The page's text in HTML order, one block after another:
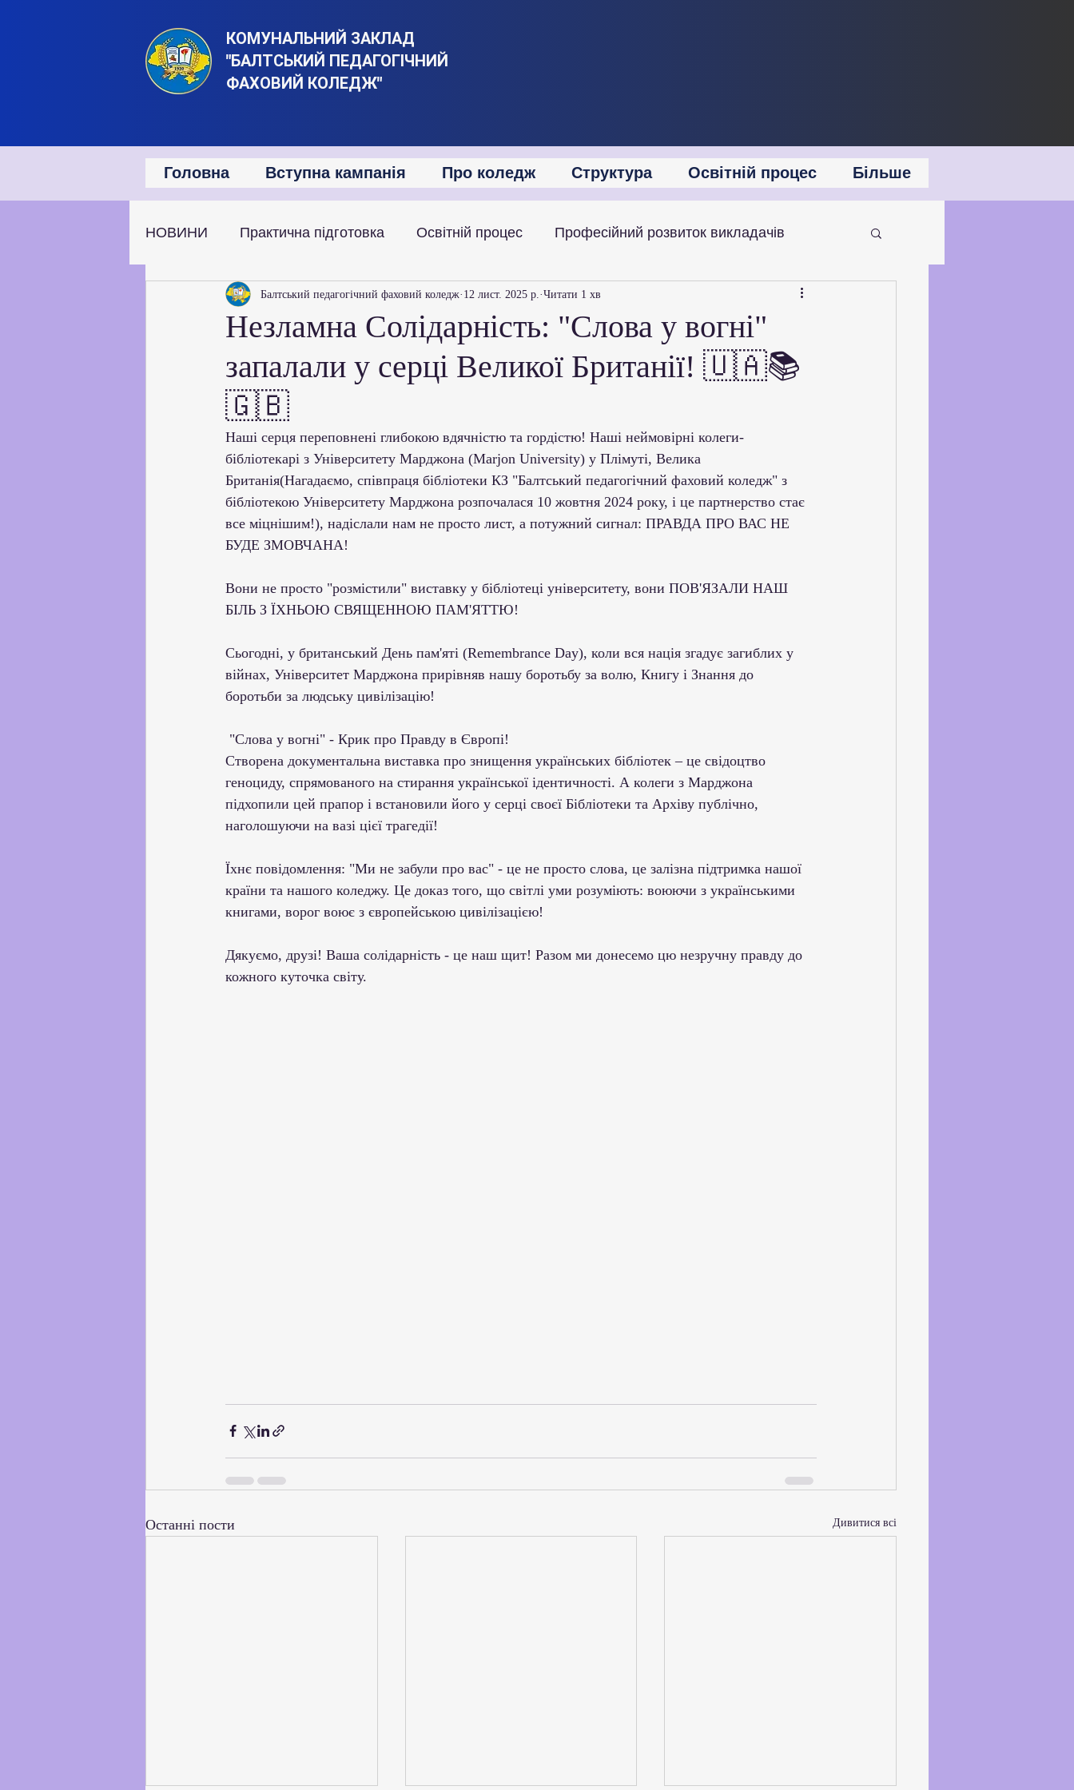
КОМУНАЛЬНИЙ ЗАКЛАД
"БАЛТСЬКИЙ ПЕДАГОГІЧНИЙ
ФАХОВИЙ КОЛЕДЖ"
Головна Вступна кампанія Про коледж Структура Освітній процес Більше
НОВИНИ Практична підготовка Освітній процес Професійний розвиток викладачів
Наукова та дослідницька діяльність Академічна мобільність
Партнерство з українськими ЗВО Робота зі здобувачами освіти Студентське життя
Профорієнтаційна робота
Соціальні та громадські ініціативи Досягнення студентів та викладачів
Академічна доброчесність
Незламна Солідарність: "Слова у вогні"
запалали у серці Великої Британії! 🇺🇦📚
🇬🇧
Балтський педагогічний фаховий коледж 12 лист. 2025 р. Читати 1 хв
Наші серця переповнені глибокою вдячністю та гордістю! Наші неймовірні колеги-
бібліотекарі з Університету Марджона (Marjon University) у Плімуті, Велика
Британія(Нагадаємо, співпраця бібліотеки КЗ "Балтський педагогічний фаховий коледж" з
бібліотекою Університету Марджона розпочалася 10 жовтня 2024 року, і це партнерство стає
все міцнішим!), надіслали нам не просто лист, а потужний сигнал: ПРАВДА ПРО ВАС НЕ
БУДЕ ЗМОВЧАНА!
Вони не просто "розмістили" виставку у бібліотеці університету, вони ПОВ'ЯЗАЛИ НАШ
БІЛЬ З ЇХНЬОЮ СВЯЩЕННОЮ ПАМ'ЯТТЮ!
Сьогодні, у британський День пам'яті (Remembrance Day), коли вся нація згадує загиблих у
війнах, Університет Марджона прирівняв нашу боротьбу за волю, Книгу і Знання до
боротьби за людську цивілізацію!
"Слова у вогні" - Крик про Правду в Європі!
Створена документальна виставка про знищення українських бібліотек – це свідоцтво
геноциду, спрямованого на стирання української ідентичності. А колеги з Марджона
підхопили цей прапор і встановили його у серці своєї Бібліотеки та Архіву публічно,
наголошуючи на вазі цієї трагедії!
Їхнє повідомлення: "Ми не забули про вас" - це не просто слова, це залізна підтримка нашої
країни та нашого коледжу. Це доказ того, що світлі уми розуміють: воюючи з українськими
книгами, ворог воює з європейською цивілізацією!
Дякуємо, друзі! Ваша солідарність - це наш щит! Разом ми донесемо цю незручну правду до
кожного куточка світу.
Останні пости Дивитися всі